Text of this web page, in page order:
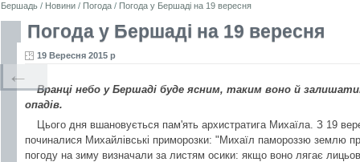
Бершадь / Новини / Погода / Погода у Бершаді на 19 вересня
Погода у Бершаді на 19 вересня
19 Вересня 2015 р
Вранці небо у Бершаді буде ясним, таким воно й
опадів.
Цього дня вшановується пам'ять архистратига Михаїла. З 19
починалися Михайлівські приморозки: "Михаїл памороззю землю
погоду на зиму визначали за листям осики: якщо воно лягає
←